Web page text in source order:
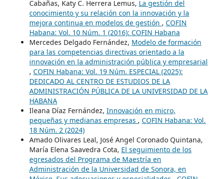
Cabañas, Katy C. Herrera Lemus, La gestión del
conocimiento y su relación con la innovación y la
mejora continua en modelos de gestión , COFIN
Habana: Vol. 10 Núm. 1 (2016): COFIN Habana
Mercedes Delgado Fernández, Modelo de formación
para las competencias directivas orientado a la
innovación en la administración pública y empresarial
, COFIN Habana: Vol. 19 Núm. ESPECIAL (2025):
DEDICADO AL CENTRO DE ESTUDIOS DE LA
ADMINISTRACIÓN PÚBLICA DE LA UNIVERSIDAD DE LA
HABANA
Ileana Díaz Fernández, Innovación en micro,
pequeñas y medianas empresas , COFIN Habana: Vol.
18 Núm. 2 (2024)
Amado Olivares Leal, José Angel Coronado Quintana,
María Elena Saavedra Cota, El seguimiento de los
egresados del Programa de Maestría en
Administración de la Universidad de Sonora, en